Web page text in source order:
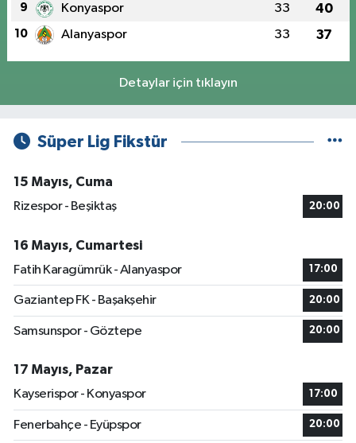
9 Konyaspor 33 40
10 Alanyaspor 33 37
Detaylar için tıklayın
Süper Lig Fikstür
15 Mayıs, Cuma
Rizespor - Beşiktaş
20:00
16 Mayıs, Cumartesi
Fatih Karagümrük - Alanyaspor
17:00
Gaziantep FK - Başakşehir 20:00
Samsunspor - Göztepe 20:00
17 Mayıs, Pazar
Kayserispor - Konyaspor
17:00
Fenerbahçe - Eyüpspor 20:00